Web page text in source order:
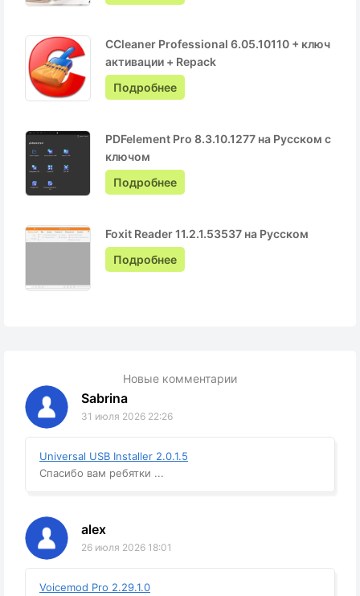
CCleaner Professional 6.05.10110 + ключ
активации + Repack
Подробнее
PDFelement Pro 8.3.10.1277 на Русском с
ключом
Подробнее
Foxit Reader 11.2.1.53537 на Русском
Подробнее
Новые комментарии
Sabrina
31 июля 2026 22:26
Universal USB Installer 2.0.1.5
Спасибо вам ребятки ...
alex
26 июля 2026 18:01
Voicemod Pro 2.29.1.0